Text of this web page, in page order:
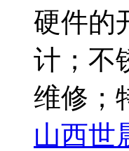
硬件的
计；不
维修；
山西世